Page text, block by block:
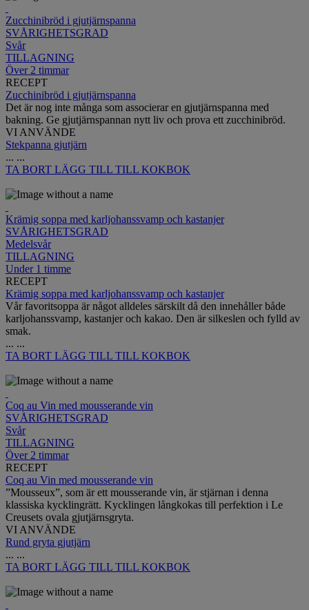
Zucchinibröd i gjutjärnspanna
SVÅRIGHETSGRAD
Svår
TILLAGNING
Över 2 timmar
RECEPT
Zucchinibröd i gjutjärnspanna
Det är nog inte många som associerar en gjutjärnspanna med
bakning. Ge gjutjärnspannan nytt liv och prova ett zucchinibröd.
VI ANVÄNDE
Stekpanna gjutjärn
... ...
TA BORT LÄGG TILL TILL KOKBOK
Krämig soppa med karljohanssvamp och kastanjer
SVÅRIGHETSGRAD
Medelsvår
TILLAGNING
Under 1 timme
RECEPT
Krämig soppa med karljohanssvamp och kastanjer
Vår favoritsoppa är något alldeles särskilt då den innehåller både
karljohanssvamp, kastanjer och kakao. Den är silkeslen och fylld av
smak.
... ...
TA BORT LÄGG TILL TILL KOKBOK
Coq au Vin med mousserande vin
SVÅRIGHETSGRAD
Svår
TILLAGNING
Över 2 timmar
RECEPT
Coq au Vin med mousserande vin
”Mousseux”, som är ett mousserande vin, är stjärnan i denna
klassiska kycklingrätt. Kycklingen långkokas till perfektion i Le
Creusets ovala gjutjärnsgryta.
VI ANVÄNDE
Rund gryta gjutjärn
... ...
TA BORT LÄGG TILL TILL KOKBOK